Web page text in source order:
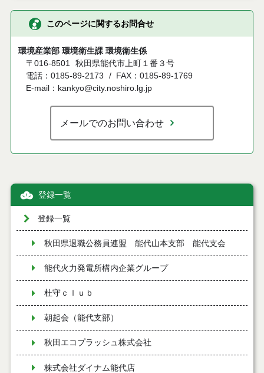
このページに関するお問合せ
環境産業部 環境衛生課 環境衛生係
〒016-8501 秋田県能代市上町１番３号
電話：0185-89-2173
FAX：0185-89-1769
E-mail：kankyo@city.noshiro.lg.jp
メールでのお問い合わせ
登録一覧
登録一覧
秋田県退職公務員連盟 能代山本支部 能代支会
能代火力発電所構内企業グループ
杜守ｃｌｕｂ
朝起会（能代支部）
秋田エコプラッシュ株式会社
株式会社ダイナム能代店